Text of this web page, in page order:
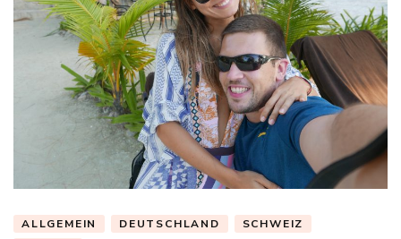
ALLGEMEIN DEUTSCHLAND
SCHWEIZ